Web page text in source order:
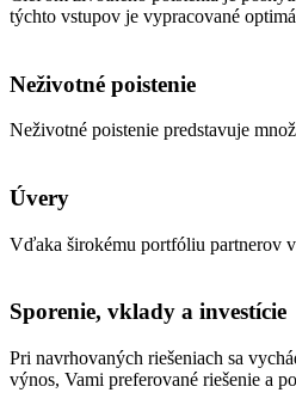
týchto vstupov je vypracované
Neživotné poistenie
Neživotné poistenie predstavuje
Úvery
Vďaka širokému portfóliu partnerov
Sporenie, vklady a investície
Pri navrhovaných riešeniach sa
výnos, Vami preferované riešenie a